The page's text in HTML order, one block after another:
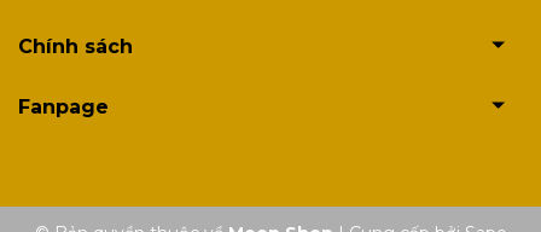
Chính sách
Fanpage